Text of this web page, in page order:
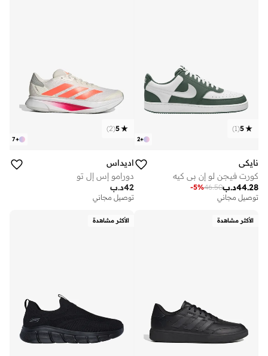
+
2
5
(
1
)
نايكي
كورت فيجن لو إن بي كيه
د.ب44.28
46.50
-5%
توصيل مجاني
+
7
5
(
2
)
اديداس
دورامو إس إل تو
د.ب42
توصيل مجاني
الأكثر مشاهدة الأكثر مشاهدة